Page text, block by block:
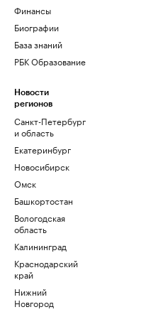
Финансы
Биографии
База знаний
РБК Образование
Новости
регионов
Санкт-Петербург
и область
Екатеринбург
Новосибирск
Омск
Башкортостан
Вологодская
область
Калининград
Краснодарский
край
Нижний
Новгород